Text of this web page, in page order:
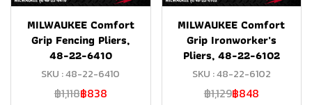
MILWAUKEE Comfort
Grip Fencing Pliers,
48-22-6410
SKU : 48-22-6410
฿1,118฿838
MILWAUKEE Comfort
Grip Ironworker's
Pliers, 48-22-6102
SKU : 48-22-6102
฿1,129฿848